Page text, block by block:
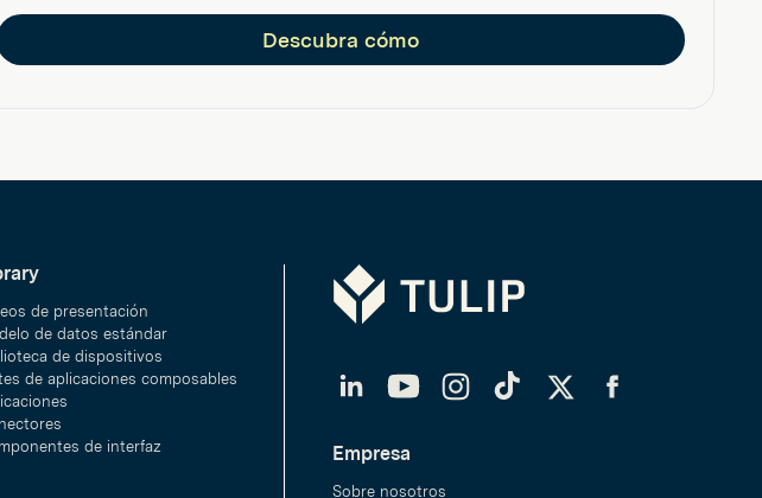
Descubra cómo
de presentación
de datos estándar
de dispositivos
de aplicaciones composables
de interfaz
Tulip
LinkedInYouTubeInstagramTikTokTwitterFacebook
Empresa
Sobre nosotros